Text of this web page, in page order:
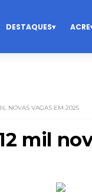
DESTAQUES ACRE
NOVAS VAGAS EM 2025
mil